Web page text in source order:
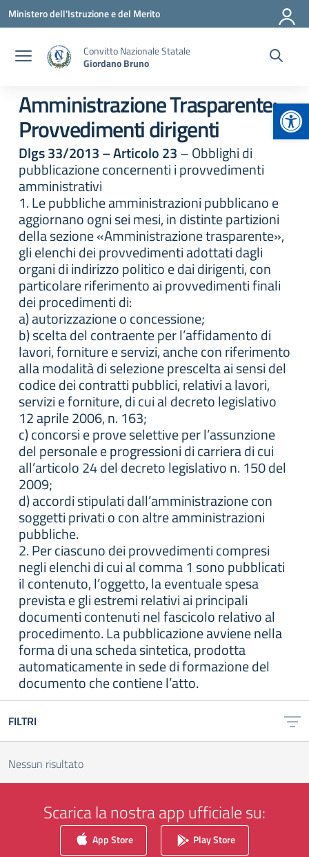
Vai ai contenuti
Vai al menu di navigazione
Vai al footer
Ministero dell'Istruzione e del Merito
Convitto Nazionale Statale
Giordano Bruno
Amministrazione Trasparente:
Provvedimenti dirigenti
Dlgs 33/2013 – Articolo 23– Obblighi di
pubblicazione concernenti i provvedimenti
amministrativi
1. Le pubbliche amministrazioni pubblicano e
aggiornano ogni sei mesi, in distinte partizioni
della sezione «Amministrazione trasparente»,
gli elenchi dei provvedimenti adottati dagli
organi di indirizzo politico e dai dirigenti, con
particolare riferimento ai provvedimenti finali
dei procedimenti di:
a) autorizzazione o concessione;
b) scelta del contraente per l’affidamento di
lavori, forniture e servizi, anche con riferimento
alla modalità di selezione prescelta ai sensi del
codice dei contratti pubblici, relativi a lavori,
servizi e forniture, di cui al decreto legislativo
12 aprile 2006, n. 163;
c) concorsi e prove selettive per l’assunzione
del personale e progressioni di carriera di cui
all’articolo 24 del decreto legislativo n. 150 del
2009;
d) accordi stipulati dall’amministrazione con
soggetti privati o con altre amministrazioni
pubbliche.
2. Per ciascuno dei provvedimenti compresi
negli elenchi di cui al comma 1 sono pubblicati
il contenuto, l’oggetto, la eventuale spesa
prevista e gli estremi relativi ai principali
documenti contenuti nel fascicolo relativo al
procedimento. La pubblicazione avviene nella
forma di una scheda sintetica, prodotta
automaticamente in sede di formazione del
documento che contiene l’atto.
FILTRI
Nessun risultato
Scarica la nostra app ufficiale su:
App Store Play Store